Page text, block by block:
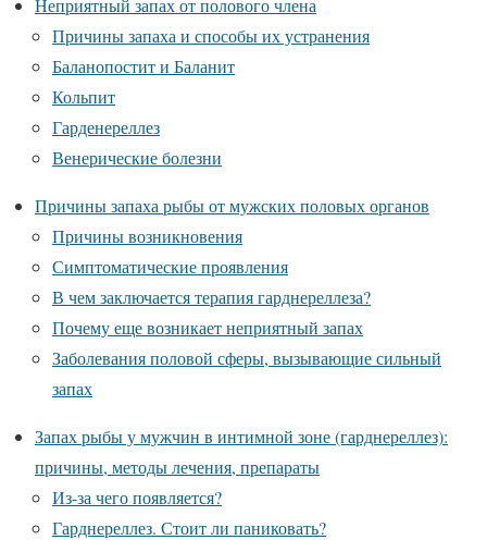
Неприятный запах от полового члена
Причины запаха и способы их устранения
Баланопостит и Баланит
Кольпит
Гарденереллез
Венерические болезни
Причины запаха рыбы от мужских половых органов
Причины возникновения
Симптоматические проявления
В чем заключается терапия гарднереллеза?
Почему еще возникает неприятный запах
Заболевания половой сферы, вызывающие сильный
запах
Запах рыбы у мужчин в интимной зоне (гарднереллез):
причины, методы лечения, препараты
Из-за чего появляется?
Гарднереллез. Стоит ли паниковать?